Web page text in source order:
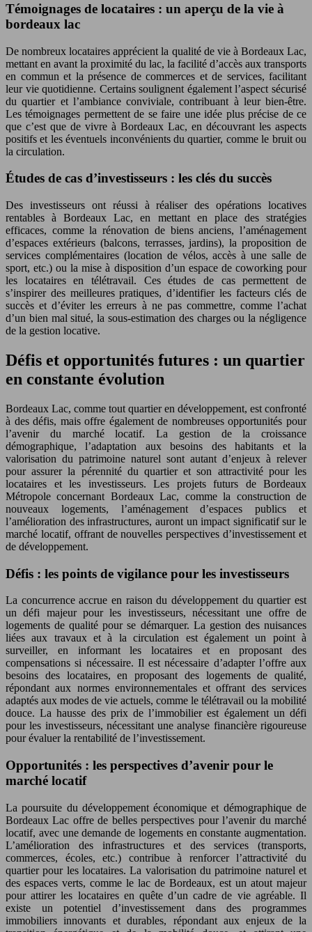
Témoignages de locataires : un aperçu de la vie à
bordeaux lac
De nombreux locataires apprécient la qualité de vie à Bordeaux Lac,
mettant en avant la proximité du lac, la facilité d’accès aux transports
en commun et la présence de commerces et de services, facilitant
leur vie quotidienne. Certains soulignent également l’aspect sécurisé
du quartier et l’ambiance conviviale, contribuant à leur bien-être.
Les témoignages permettent de se faire une idée plus précise de ce
que c’est que de vivre à Bordeaux Lac, en découvrant les aspects
positifs et les éventuels inconvénients du quartier, comme le bruit ou
la circulation.
Études de cas d’investisseurs : les clés du succès
Des investisseurs ont réussi à réaliser des opérations locatives
rentables à Bordeaux Lac, en mettant en place des stratégies
efficaces, comme la rénovation de biens anciens, l’aménagement
d’espaces extérieurs (balcons, terrasses, jardins), la proposition de
services complémentaires (location de vélos, accès à une salle de
sport, etc.) ou la mise à disposition d’un espace de coworking pour
les locataires en télétravail. Ces études de cas permettent de
s’inspirer des meilleures pratiques, d’identifier les facteurs clés de
succès et d’éviter les erreurs à ne pas commettre, comme l’achat
d’un bien mal situé, la sous-estimation des charges ou la négligence
de la gestion locative.
Défis et opportunités futures : un quartier
en constante évolution
Bordeaux Lac, comme tout quartier en développement, est confronté
à des défis, mais offre également de nombreuses opportunités pour
l’avenir du marché locatif. La gestion de la croissance
démographique, l’adaptation aux besoins des habitants et la
valorisation du patrimoine naturel sont autant d’enjeux à relever
pour assurer la pérennité du quartier et son attractivité pour les
locataires et les investisseurs. Les projets futurs de Bordeaux
Métropole concernant Bordeaux Lac, comme la construction de
nouveaux logements, l’aménagement d’espaces publics et
l’amélioration des infrastructures, auront un impact significatif sur le
marché locatif, offrant de nouvelles perspectives d’investissement et
de développement.
Défis : les points de vigilance pour les investisseurs
La concurrence accrue en raison du développement du quartier est
un défi majeur pour les investisseurs, nécessitant une offre de
logements de qualité pour se démarquer. La gestion des nuisances
liées aux travaux et à la circulation est également un point à
surveiller, en informant les locataires et en proposant des
compensations si nécessaire. Il est nécessaire d’adapter l’offre aux
besoins des locataires, en proposant des logements de qualité,
répondant aux normes environnementales et offrant des services
adaptés aux modes de vie actuels, comme le télétravail ou la mobilité
douce. La hausse des prix de l’immobilier est également un défi
pour les investisseurs, nécessitant une analyse financière rigoureuse
pour évaluer la rentabilité de l’investissement.
Opportunités : les perspectives d’avenir pour le
marché locatif
La poursuite du développement économique et démographique de
Bordeaux Lac offre de belles perspectives pour l’avenir du marché
locatif, avec une demande de logements en constante augmentation.
L’amélioration des infrastructures et des services (transports,
commerces, écoles, etc.) contribue à renforcer l’attractivité du
quartier pour les locataires. La valorisation du patrimoine naturel et
des espaces verts, comme le lac de Bordeaux, est un atout majeur
pour attirer les locataires en quête d’un cadre de vie agréable. Il
existe un potentiel d’investissement dans des programmes
immobiliers innovants et durables, répondant aux enjeux de la